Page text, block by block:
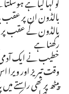
بالڈون ان پر
بالڈون کے عقب
رکھنا ہے
خطیب نے ایک آدمی
وقت تبریز اور
پیٹھ پر تھی راستے